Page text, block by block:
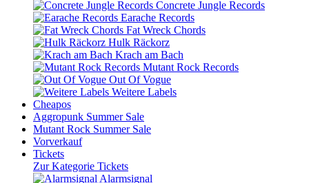
Concrete Jungle Records
Earache Records
Fat Wreck Chords
Hulk Räckorz
Krach am Bach
Mutant Rock Records
Out Of Vogue
Weitere Labels
Cheapos
Aggropunk Summer Sale
Mutant Rock Summer Sale
Vorverkauf
Tickets
Zur Kategorie Tickets
Alarmsignal